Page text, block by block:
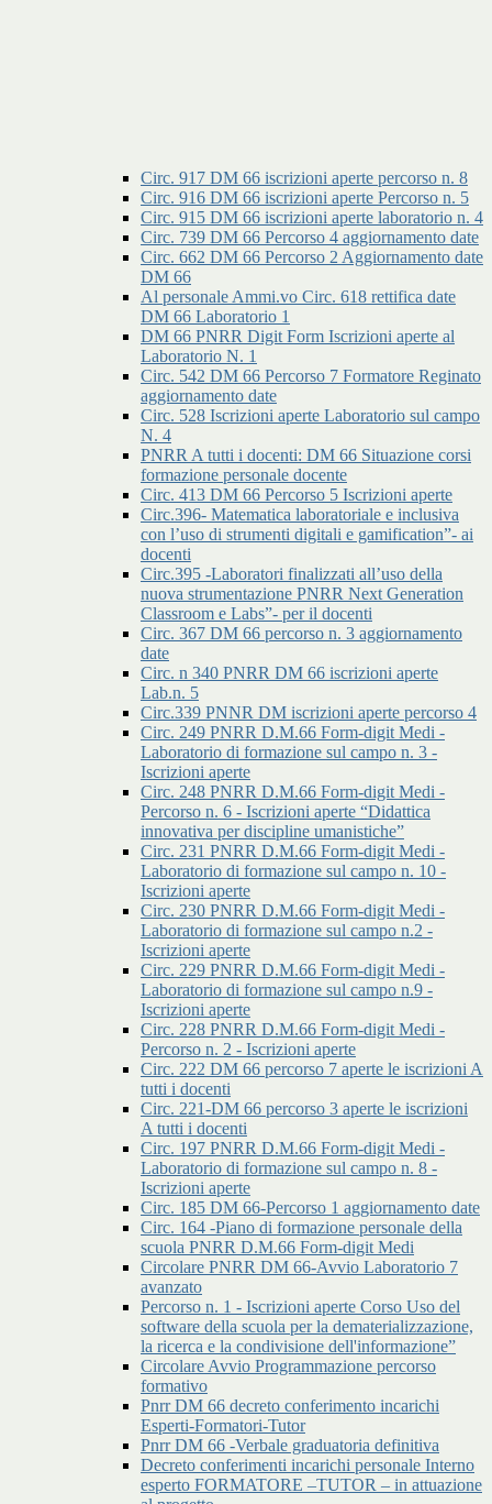
Circ. 917 DM 66 iscrizioni aperte percorso n. 8
Circ. 916 DM 66 iscrizioni aperte Percorso n. 5
Circ. 915 DM 66 iscrizioni aperte laboratorio n. 4
Circ. 739 DM 66 Percorso 4 aggiornamento date
Circ. 662 DM 66 Percorso 2 Aggiornamento date
DM 66
Al personale Ammi.vo Circ. 618 rettifica date
DM 66 Laboratorio 1
DM 66 PNRR Digit Form Iscrizioni aperte al
Laboratorio N. 1
Circ. 542 DM 66 Percorso 7 Formatore Reginato
aggiornamento date
Circ. 528 Iscrizioni aperte Laboratorio sul campo
N. 4
PNRR A tutti i docenti: DM 66 Situazione corsi
formazione personale docente
Circ. 413 DM 66 Percorso 5 Iscrizioni aperte
Circ.396- Matematica laboratoriale e inclusiva
con l’uso di strumenti digitali e gamification”- ai
docenti
Circ.395 -Laboratori finalizzati all’uso della
nuova strumentazione PNRR Next Generation
Classroom e Labs”- per il docenti
Circ. 367 DM 66 percorso n. 3 aggiornamento
date
Circ. n 340 PNRR DM 66 iscrizioni aperte
Lab.n. 5
Circ.339 PNNR DM iscrizioni aperte percorso 4
Circ. 249 PNRR D.M.66 Form-digit Medi -
Laboratorio di formazione sul campo n. 3 -
Iscrizioni aperte
Circ. 248 PNRR D.M.66 Form-digit Medi -
Percorso n. 6 - Iscrizioni aperte “Didattica
innovativa per discipline umanistiche”
Circ. 231 PNRR D.M.66 Form-digit Medi -
Laboratorio di formazione sul campo n. 10 -
Iscrizioni aperte
Circ. 230 PNRR D.M.66 Form-digit Medi -
Laboratorio di formazione sul campo n.2 -
Iscrizioni aperte
Circ. 229 PNRR D.M.66 Form-digit Medi -
Laboratorio di formazione sul campo n.9 -
Iscrizioni aperte
Circ. 228 PNRR D.M.66 Form-digit Medi -
Percorso n. 2 - Iscrizioni aperte
Circ. 222 DM 66 percorso 7 aperte le iscrizioni A
tutti i docenti
Circ. 221-DM 66 percorso 3 aperte le iscrizioni
A tutti i docenti
Circ. 197 PNRR D.M.66 Form-digit Medi -
Laboratorio di formazione sul campo n. 8 -
Iscrizioni aperte
Circ. 185 DM 66-Percorso 1 aggiornamento date
Circ. 164 -Piano di formazione personale della
scuola PNRR D.M.66 Form-digit Medi
Circolare PNRR DM 66-Avvio Laboratorio 7
avanzato
Percorso n. 1 - Iscrizioni aperte Corso Uso del
software della scuola per la dematerializzazione,
la ricerca e la condivisione dell'informazione”
Circolare Avvio Programmazione percorso
formativo
Pnrr DM 66 decreto conferimento incarichi
Esperti-Formatori-Tutor
Pnrr DM 66 -Verbale graduatoria definitiva
Decreto conferimenti incarichi personale Interno
esperto FORMATORE –TUTOR – in attuazione